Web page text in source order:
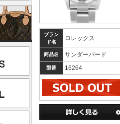
ブラン
ド名
ロレックス
商品名 サンダーバード
型番 16264